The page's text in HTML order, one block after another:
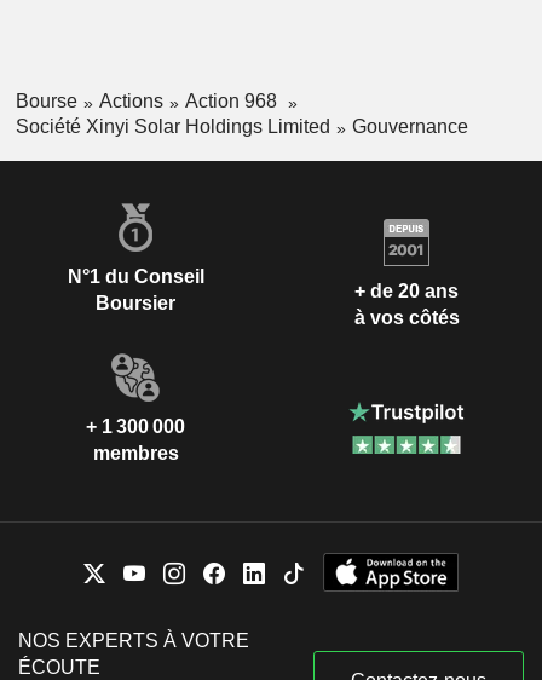
Bourse Actions
Action 968
Société Xinyi Solar Holdings Limited
Gouvernance
N°1 du Conseil
Boursier
+ de 20 ans
à vos côtés
+ 1 300 000
membres
NOS EXPERTS À VOTRE
ÉCOUTE